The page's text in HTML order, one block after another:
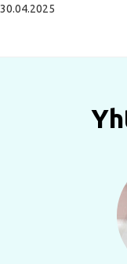
30.04.2025